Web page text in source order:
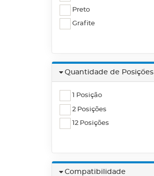
Preto
Grafite
Quantidade de Posições
1 Posição
2 Posições
12 Posições
Compatibilidade